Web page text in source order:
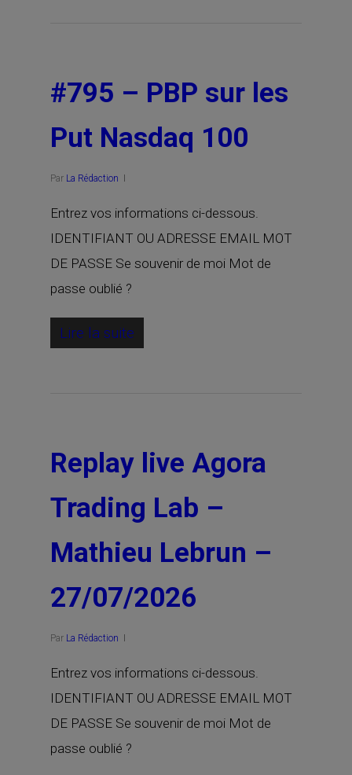
#795 – PBP sur les
Put Nasdaq 100
Par La Rédaction
Entrez vos informations ci-dessous.
IDENTIFIANT OU ADRESSE EMAIL MOT
DE PASSE Se souvenir de moi Mot de
passe oublié ?
Lire la suite
Replay live Agora
Trading Lab –
Mathieu Lebrun –
27/07/2026
Par La Rédaction
Entrez vos informations ci-dessous.
IDENTIFIANT OU ADRESSE EMAIL MOT
DE PASSE Se souvenir de moi Mot de
passe oublié ?